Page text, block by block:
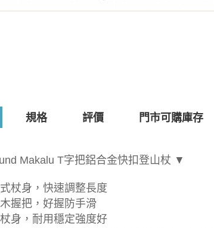
規格 評價 門市可購庫存
Makalu T字把鋁合金快扣登山杖 ▼
杖身，快速調整長度
握把，好握防手滑
身，耐用穩定強度好